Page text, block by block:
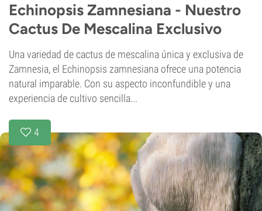
Echinopsis Zamnesiana - Nuestro
Cactus De Mescalina Exclusivo
Una variedad de cactus de mescalina única y exclusiva de
Zamnesia, el Echinopsis zamnesiana ofrece una potencia
natural imparable. Con su aspecto inconfundible y una
experiencia de cultivo sencilla...
4